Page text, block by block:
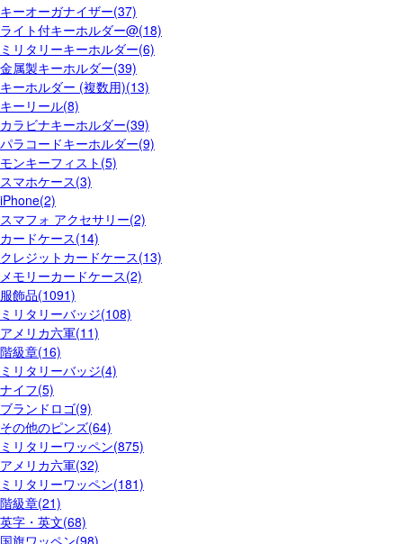
キーオーガナイザー(37)
ライト付キーホルダー@(18)
ミリタリーキーホルダー(6)
金属製キーホルダー(39)
キーホルダー (複数用)(13)
キーリール(8)
カラビナキーホルダー(39)
パラコードキーホルダー(9)
モンキーフィスト(5)
スマホケース(3)
iPhone(2)
スマフォ アクセサリー(2)
カードケース(14)
クレジットカードケース(13)
メモリーカードケース(2)
服飾品(1091)
ミリタリーバッジ(108)
アメリカ六軍(11)
階級章(16)
ミリタリーバッジ(4)
ナイフ(5)
ブランドロゴ(9)
その他のピンズ(64)
ミリタリーワッペン(875)
アメリカ六軍(32)
ミリタリーワッペン(181)
階級章(21)
英字・英文(68)
国旗ワッペン(98)